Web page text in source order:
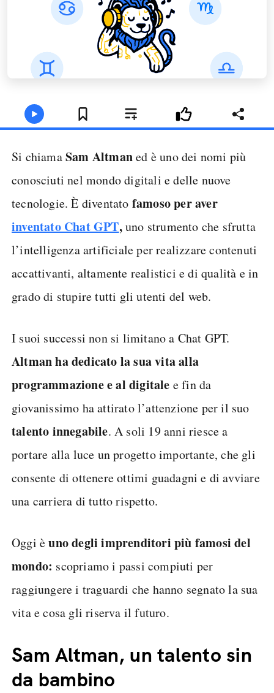
Si chiamaSam Altmaned è uno dei nomi più
conosciuti nel mondo digitali e delle nuove
tecnologie. È diventato famoso per aver
inventato Chat GPT,uno strumento che sfrutta
l’intelligenza artificiale per realizzare contenuti
accattivanti, altamente realistici e di qualità e in
grado di stupire tutti gli utenti del web.
I suoi successi non si limitano a Chat GPT.
Altman ha dedicato la sua vita alla
programmazione e al digitale e fin da
giovanissimo ha attirato l’attenzione per il suo
talento innegabile. A soli 19 anni riesce a
portare alla luce un progetto importante, che gli
consente di ottenere ottimi guadagni e di avviare
una carriera di tutto rispetto.
Oggi èuno degli imprenditori più famosi del
mondo: scopriamo i passi compiuti per
raggiungere i traguardi che hanno segnato la sua
vita e cosa gli riserva il futuro.
Sam Altman, un talento sin
da bambino